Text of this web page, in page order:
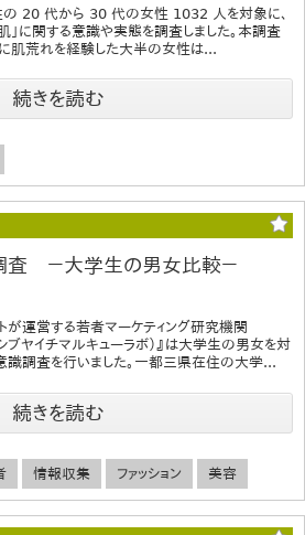
の 20 代から 30 代の女性 1032 人を対象に、
に関する意識や実態を調査しました。本調査
肌荒れを経験した大半の女性は...
続きを読む
査 －大学生の男女比較－
が運営する若者マーケティング研究機関
ヤイチマルキューラボ）』は大学生の男女を対
調査を行いました。一都三県在住の大学...
続きを読む
情報収集 ファッション 美容